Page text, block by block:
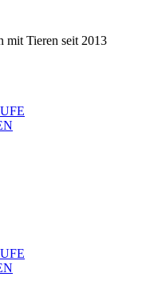
Tieren seit 2013